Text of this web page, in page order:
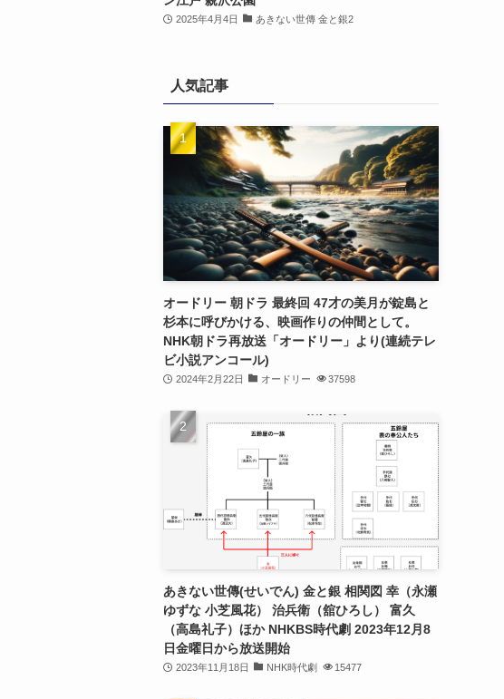
2025年4月4日 あきない世傳 金と銀2
人気記事
オードリー 朝ドラ 最終回 47才の美月が錠島と
杉本に呼びかける、映画作りの仲間として。
NHK朝ドラ再放送「オードリー」より(連続テレ
ビ小説アンコール)
2024年2月22日 オードリー 37598
あきない世傳(せいでん) 金と銀 相関図 幸（永瀬
ゆずな 小芝風花） 治兵衛（舘ひろし） 富久
（高島礼子）ほか NHKBS時代劇 2023年12月8
日金曜日から放送開始
2023年11月18日 NHK時代劇 15477